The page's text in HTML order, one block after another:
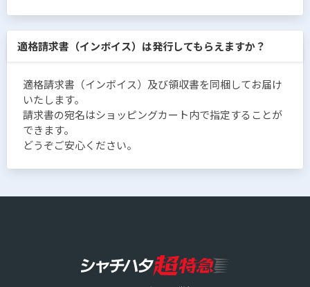
適格請求書（インボイス）は発行してもらえますか？
適格請求書（インボイス）及び領収書を同梱してお届け
いたします。
請求書の宛名はショッピングカート内で指定することが
できます。
どうぞご安心ください。